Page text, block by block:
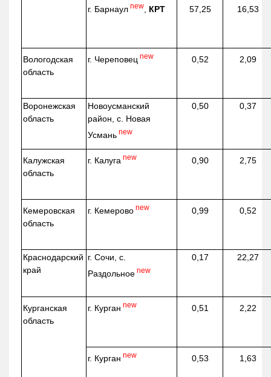
г. Барнаул new КРТ 57,25 16,53
Вологодская
область
г. Череповец new 0,52 2,09
Воронежская
область
Новоусманский
район, с. Новая
Усмань new
0,50 0,37
Калужская
область
г. Калуга new 0,90 2,75
Кемеровская
область
г. Кемерово new 0,99 0,52
Краснодарский
край
г. Сочи, с.
Раздольное new
0,17 22,27
Курганская
область
г. Курган new 0,51 2,22
г. Курган new 0,53 1,63